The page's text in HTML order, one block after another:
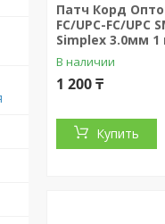
Патч Корд
FC/UPC-FC/UPC
Simplex 3.0мм 1
В наличии
1 200 ₸
Купить